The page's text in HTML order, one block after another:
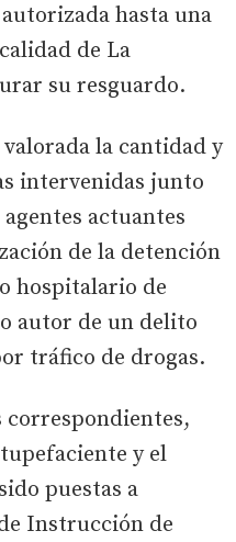
hasta una
de La
su resguardo.
la cantidad y
intervenidas junto
actuantes
de la detención
hospitalario de
autor de un delito
tráfico de drogas.
correspondientes,
y el
puestas a
Instrucción de